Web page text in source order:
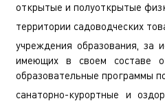
открытые и полуоткрытые
территории садоводческих
учреждения образования, за
имеющих в своем составе
образовательные программы
санаторно-курортные и